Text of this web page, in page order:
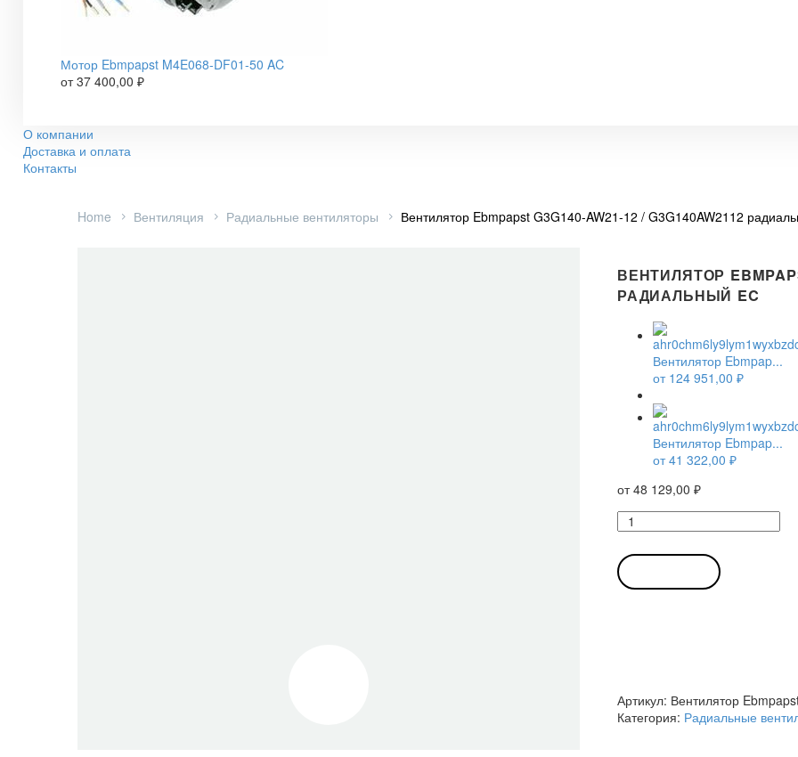
Мотор Ebmpapst M4E068-DF01-50 AC
от37 400,00 ₽
О компании
Доставка и оплата
Контакты
Home Вентиляция Радиальные вентиляторы Вентилятор Ebmpapst G3G140-AW21-12 / G3G140AW2112
ВЕНТИЛЯТОР
РАДИАЛЬНЫЙ EC
Вентилятор Ebmpap...
от 124 951,00 ₽
Вентилятор Ebmpap...
от41 322,00 ₽
от48 129,00 ₽
Количество
товара
Вентилятор
Ebmpapst
G3G140-
Артикул: Вентилятор
Категория: Радиальные